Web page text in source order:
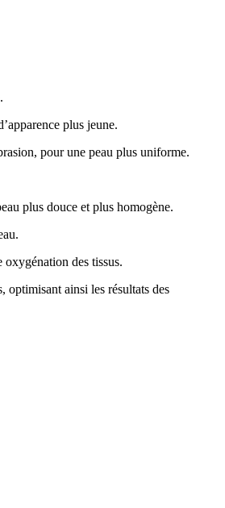
plus jeune.
pour une peau plus uniforme.
plus douce et plus homogène.
des tissus.
optimisant ainsi les résultats des